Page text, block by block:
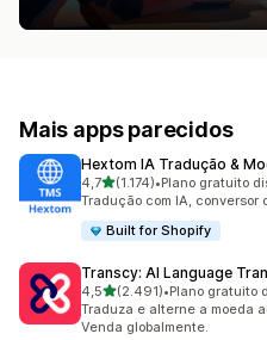
Mais apps parecidos
Hextom IA Tradução &
4,7de 5 estrelas
(1.174)
1174 avaliações ao todo
•Plano gratuito
Tradução com IA, conversor
Built for Shopify
Transcy: AI Language
4,5de 5 estrelas
(2.491)
2491 avaliações ao todo
•Plano gratuito
Traduza e alterne a moeda
Venda globalmente.